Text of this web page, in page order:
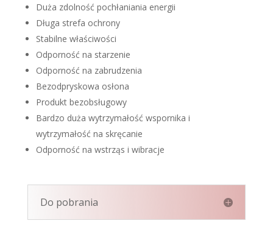
Duża zdolność pochłaniania energii
Długa strefa ochrony
Stabilne właściwości
Odporność na starzenie
Odporność na zabrudzenia
Bezodpryskowa osłona
Produkt bezobsługowy
Bardzo duża wytrzymałość wspornika i
wytrzymałość na skręcanie
Odporność na wstrząs i wibracje
Do pobrania